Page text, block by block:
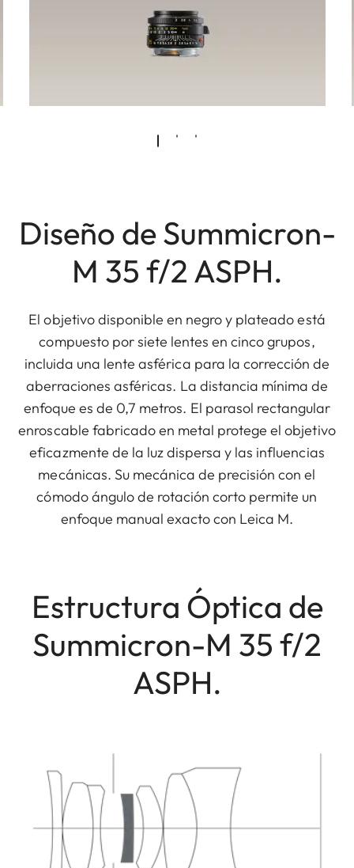
Diseño de Summicron-
M 35 f/2 ASPH.
El objetivo disponible en negro y plateado está
compuesto por siete lentes en cinco grupos,
incluida una lente asférica para la corrección de
aberraciones asféricas. La distancia mínima de
enfoque es de 0,7 metros. El parasol rectangular
enroscable fabricado en metal protege el objetivo
eficazmente de la luz dispersa y las influencias
mecánicas. Su mecánica de precisión con el
cómodo ángulo de rotación corto permite un
enfoque manual exacto con Leica M.
Estructura Óptica de
Summicron-M 35 f/2
ASPH.